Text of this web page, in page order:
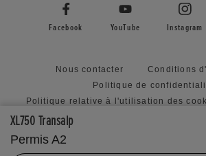
XL750 Transalp
Permis A2
Facebook YouTube Instagram
Nous contacter
Conditions
Politique de
Politique relative à l'utilisation des
Honda RoadSync Connected